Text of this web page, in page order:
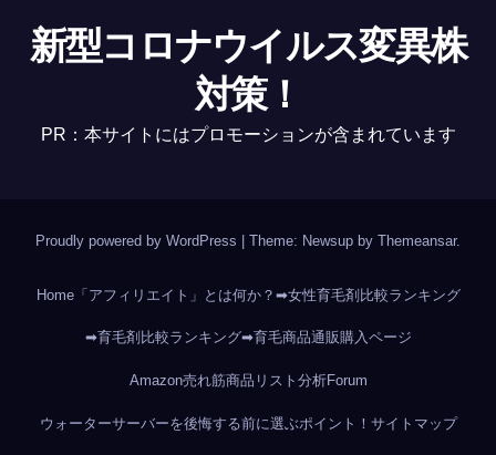
新型コロナウイルス変異株
対策！
PR：本サイトにはプロモーションが含まれています
Proudly powered by WordPress Theme: Newsup by Themeansar.
Home「アフィリエイト」とは何か？ ➡女性育毛剤比較ランキング
➡育毛剤比較ランキング➡育毛商品通販購入ページ
Amazon売れ筋商品リスト分析Forum
ウォーターサーバーを後悔する前に選ぶポイント！ サイトマップ